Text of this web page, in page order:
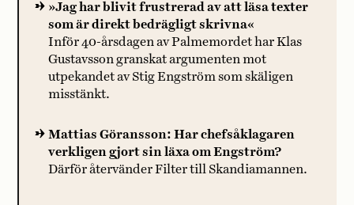
»Jag har blivit frustrerad av att läsa texter
som är direkt bedrägligt skrivna«
Inför 40-årsdagen av Palmemordet har Klas
Gustavsson granskat argumenten mot
utpekandet av Stig Engström som skäligen
misstänkt.
Mattias Göransson: Har chefsåklagaren
verkligen gjort sin läxa om Engström?
Därför återvänder Filter till Skandiamannen.